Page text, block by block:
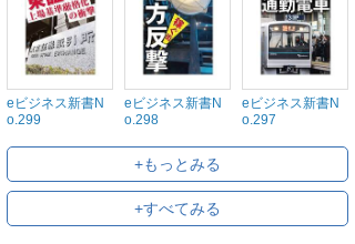
eビジネス新書N
o.299
eビジネス新書N
o.298
eビジネス新書N
o.297
+もっとみる
+すべてみる